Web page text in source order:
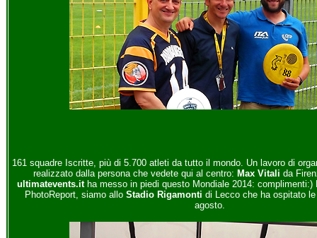
161 squadre Iscritte, più di 5.700 atleti da tutto il mondo. Un lavoro di
realizzato dalla persona che vedete qui al centro: Max Vitali da
ultimatevents.itha messo in piedi questo Mondiale 2014: complimenti:)
PhotoReport, siamo allo Stadio Rigamonti di Lecco che ha ospitato
agosto.